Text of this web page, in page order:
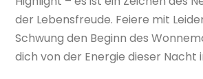
der Lebensfreude. Feiere mit
Schwung den Beginn des
dich von der Energie dieser Nacht